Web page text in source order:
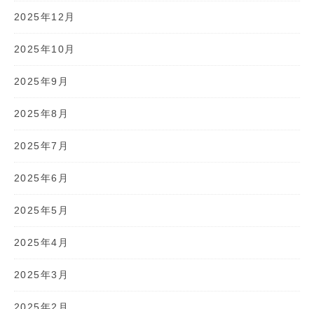
2025年12月
2025年10月
2025年9月
2025年8月
2025年7月
2025年6月
2025年5月
2025年4月
2025年3月